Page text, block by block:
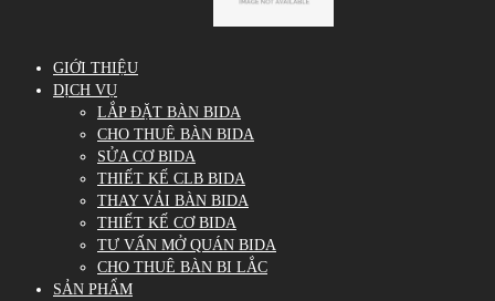
GIỚI THIỆU
DỊCH VỤ
LẮP ĐẶT BÀN BIDA
CHO THUÊ BÀN BIDA
SỬA CƠ BIDA
THIẾT KẾ CLB BIDA
THAY VẢI BÀN BIDA
THIẾT KẾ CƠ BIDA
TƯ VẤN MỞ QUÁN BIDA
CHO THUÊ BÀN BI LẮC
SẢN PHẨM